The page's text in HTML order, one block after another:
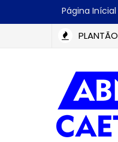
Página Inícial
PLANTÃO